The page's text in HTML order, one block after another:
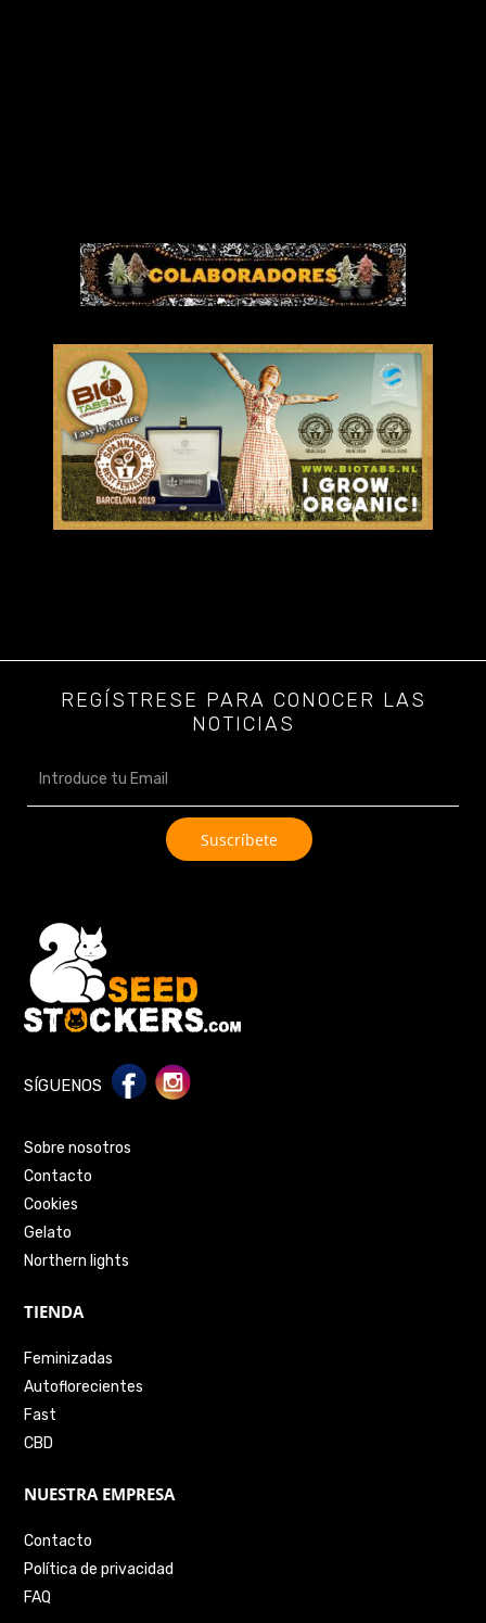
REGÍSTRESE PARA CONOCER LAS
NOTICIAS
SÍGUENOS
Sobre nosotros
Contacto
Cookies
Gelato
Northern lights
TIENDA
Feminizadas
Autoflorecientes
Fast
CBD
NUESTRA EMPRESA
Contacto
Política de privacidad
FAQ